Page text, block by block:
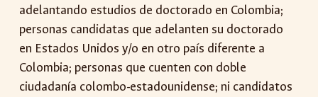
adelantando estudios de doctorado en Colombia;
personas candidatas que adelanten su doctorado
en Estados Unidos y/o en otro país diferente a
Colombia; personas que cuenten con doble
ciudadanía colombo-estadounidense; ni candidatos